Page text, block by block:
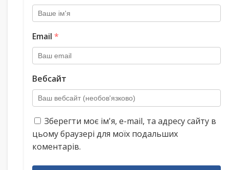
Email *
Вебсайт
Зберегти моє ім'я, e-mail, та адресу сайту в
цьому браузері для моїх подальших
коментарів.